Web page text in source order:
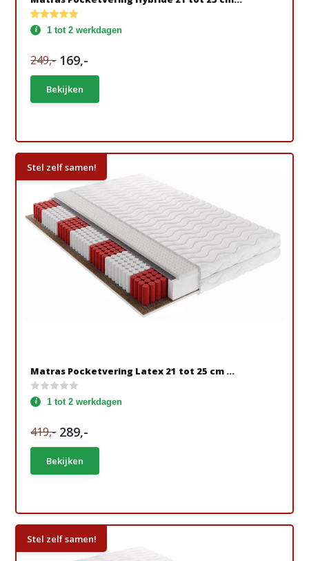
1 tot 2 werkdagen
249,- 169,-
Bekijken
Stel zelf samen!
Matras Pocketvering Latex 21 tot 25 cm ...
1 tot 2 werkdagen
419,- 289,-
Bekijken
Stel zelf samen!